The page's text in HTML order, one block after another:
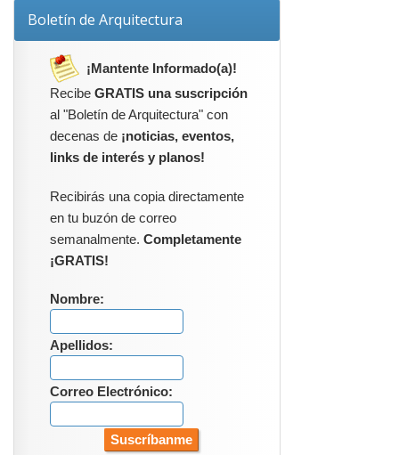
Boletín de Arquitectura
¡Mantente Informado(a)!
Recibe GRATIS una suscripción
al "Boletín de Arquitectura" con
decenas de ¡noticias, eventos,
links de interés y planos!
Recibirás una copia directamente
en tu buzón de correo
semanalmente. Completamente
¡GRATIS!
Nombre:
Apellidos:
Correo Electrónico: